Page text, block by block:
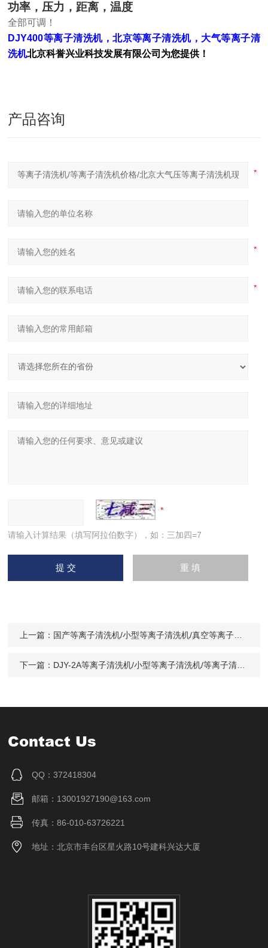
功率，压力，距离，温度
全部可调！
DJY400等离子清洗机，北京等离子清洗机，大气等离子清
洗机北京科誉兴业科技发展有限公司为您提供！
产品咨询
请输入计算结果（填写阿拉伯数字），如：三加四=7
上一篇： 国产等离子清洗机/小型等离子清洗机/真空等离子清洗机
下一篇： DJY-2A等离子清洗机/小型等离子清洗机/等离子清洗机价格
Contact Us
QQ：372418304
邮箱：13001927190@163.com
传真：86-010-63726221
地址：北京市丰台区星火路10号建科兴达大厦